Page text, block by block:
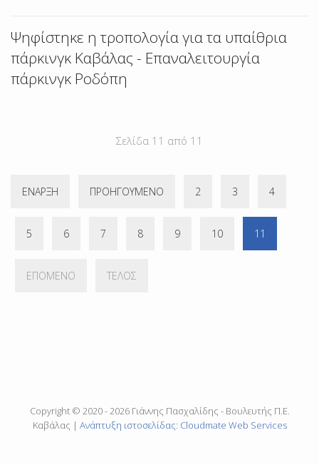
Ψηφίστηκε η τροπολογία για τα υπαίθρια
πάρκινγκ Καβάλας - Επαναλειτουργία
πάρκινγκ Ροδόπη
Σελίδα 11 από 11
ΈΝΑΡΞΗ ΠΡΟΗΓΟΎΜΕΝΟ 2 3 4
5 6 7 8 9 10 11
ΕΠΌΜΕΝΟ ΤΈΛΟΣ
Copyright © 2020 - 2026 Γιάννης Πασχαλίδης - Βουλευτής Π.Ε.
Καβάλας | Ανάπτυξη ιστοσελίδας: Cloudmate Web Services